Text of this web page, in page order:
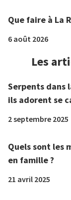
Que faire à La
6 août 2026
Les
Serpents dans
ils adorent se
2 septembre 2025
Quels sont les
en famille ?
21 avril 2025